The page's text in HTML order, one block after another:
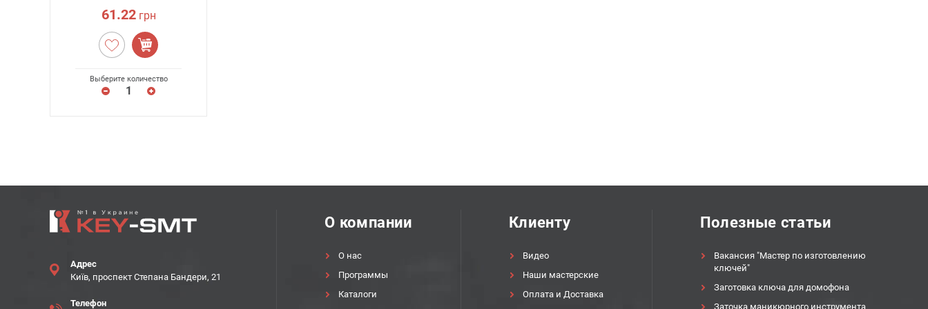
61.22грн
Выберите количество
Адрес
Київ, проспект Степана Бандери, 21
Телефон
О компании
О нас
Программы
Каталоги
Клиенту
Видео
Наши мастерские
Оплата и Доставка
Полезные статьи
Вакансия "Мастер по изготовлению
ключей"
Заготовка ключа для домофона
Заточка маникюрного инструмента